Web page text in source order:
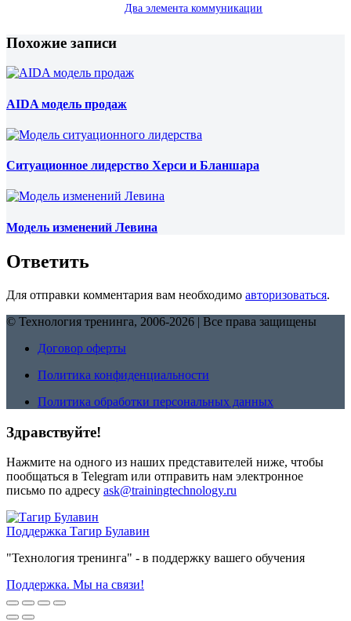
Два элемента коммуникации
Похожие записи
AIDA модель продаж
Ситуационное лидерство Херси и Бланшара
Модель изменений Левина
Ответить
Для отправки комментария вам необходимо авторизоваться.
© Технология тренинга, 2006-2026 | Все права защищены
Договор оферты
Политика конфиденциальности
Политика обработки персональных данных
Здравствуйте!
Нажмите на одного из наших представителей ниже, чтобы
пообщаться в Telegram или отправить нам электронное
письмо по адресу ask@trainingtechnology.ru
Поддержка Тагир Булавин
"Технология тренинга" - в поддержку вашего обучения
Поддержка. Мы на связи!